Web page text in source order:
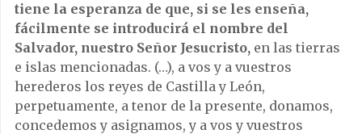
tiene la esperanza de que, si se les enseña,
fácilmente se introducirá el nombre del
Salvador, nuestro Señor Jesucristo, en las tierras
e islas mencionadas. (…), a vos y a vuestros
herederos los reyes de Castilla y León,
perpetuamente, a tenor de la presente, donamos,
concedemos y asignamos, y a vos y vuestros